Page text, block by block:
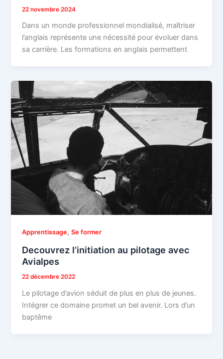
22 novembre 2024
Dans un monde professionnel mondialisé, maîtriser
l’anglais représente une nécessité pour évoluer dans
sa carrière. Les formations en anglais permettent
Apprentissage,Se former
Decouvrez l’initiation au pilotage avec
Avialpes
22 décembre 2022
Le pilotage d’avion séduit de plus en plus de jeunes.
Intégrer ce domaine promet un bel avenir. Lors d’un
baptême